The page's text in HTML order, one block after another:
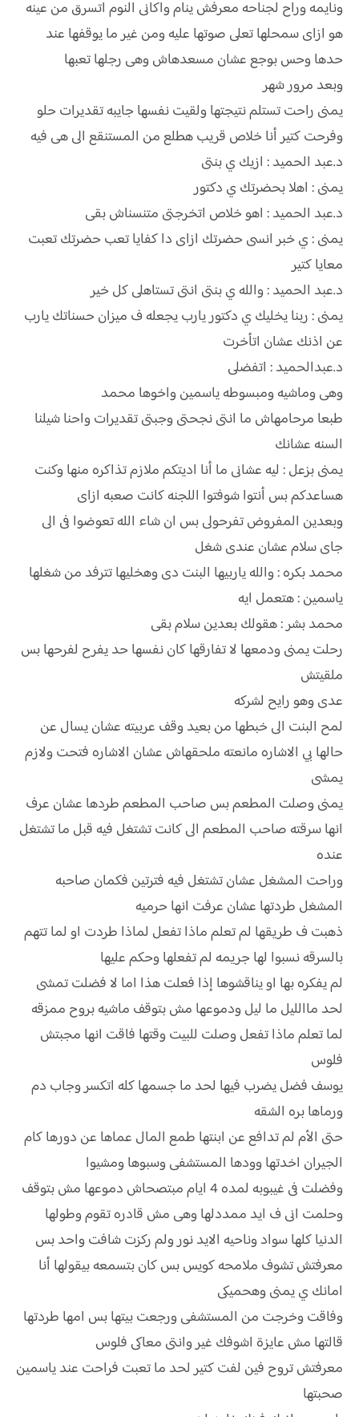
ونايمه وراح لجناحه معرفش ينام واكانى النوم اتسرق من عينه
هو ازاى سمحلها تعلى صوتها عليه ومن غير ما يوقفها عند
حدها وحس بوجع عشان مسعدهاش وهى رجلها تعبها
وبعد مرور شهر
يمنى راحت تستلم نتيجتها ولقيت نفسها جايبه تقديرات حلو
وفرحت كتير أنا خلاص قريب هطلع من المستنقع الى هى فيه
د.عبد الحميد : ازيك ي بنتى
يمنى : اهلا بحضرتك ي دكتور
د.عبد الحميد : اهو خلاص اتخرجتى متنسناش بقى
يمنى : ي خبر انسى حضرتك ازاى دا كفايا تعب حضرتك تعبت
معايا كتير
د.عبد الحميد : والله ي بنتى انتى تستاهلى كل خير
يمنى : ربنا يخليك ي دكتور يارب يجعله ف ميزان حسناتك يارب
عن اذنك عشان اتأخرت
د.عبدالحميد : اتفضلى
وهى وماشيه ومبسوطه ياسمين واخوها محمد
طبعا مرحامهاش ما انتى نجحتى وجبتى تقديرات واحنا شيلنا
السنه عشانك
يمنى بزعل : ليه عشانى ما أنا اديتكم ملازم تذاكره منها وكنت
هساعدكم بس أنتوا شوفتوا اللجنه كانت صعبه ازاى
وبعدين المفروض تفرحولى بس ان شاء الله تعوضوا فى الى
جاى سلام عشان عندى شغل
محمد بكره : والله ياربيها البنت دى وهخليها تترفد من شغلها
ياسمين : هتعمل ايه
محمد بشر : هقولك بعدين سلام بقى
رحلت يمنى ودمعها لا تفارقها كان نفسها حد يفرح لفرحها بس
ملقيتش
عدى وهو رايح لشركه
لمح البنت الى خبطها من بعيد وقف عربيته عشان يسال عن
حالها بي الاشاره مانعته ملحقهاش عشان الاشاره فتحت ولازم
يمشى
يمنى وصلت المطعم بس صاحب المطعم طردها عشان عرف
انها سرقته صاحب المطعم الى كانت تشتغل فيه قبل ما تشتغل
عنده
وراحت المشغل عشان تشتغل فيه فترتين فكمان صاحبه
المشغل طردتها عشان عرفت انها حرميه
ذهبت ف طريقها لم تعلم ماذا تفعل لماذا طردت او لما تتهم
بالسرقه نسبوا لها جريمه لم تفعلها وحكم عليها
لم يفكره بها او يناقشوها إذا فعلت هذا اما لا فضلت تمشى
لحد ماالليل ما ليل ودموعها مش بتوقف ماشيه بروح ممزقه
لما تعلم ماذا تفعل وصلت للبيت وقتها فاقت انها مجبتش
فلوس
يوسف فضل يضرب فيها لحد ما جسمها كله اتكسر وجاب دم
ورماها بره الشقه
حتى الأم لم تدافع عن ابنتها طمع المال عماها عن دورها كام
الجيران اخدتها وودها المستشفى وسبوها ومشيوا
وفضلت فى غيبوبه لمده 4 ايام مبتصحاش دموعها مش بتوقف
وحلمت انى ف ايد ممددلها وهى مش قادره تقوم وطولها
الدنيا كلها سواد وناحيه الايد نور ولم ركزت شافت واحد بس
معرفتش تشوف ملامحه كويس بس كان بتسمعه بيقولها أنا
امانك ي يمنى وهحميكى
وفاقت وخرجت من المستشفى ورجعت بيتها بس امها طردتها
قالتها مش عايزة اشوفك غير وانتى معاكى فلوس
معرفتش تروح فين لفت كتير لحد ما تعبت فراحت عند ياسمين
صحبتها